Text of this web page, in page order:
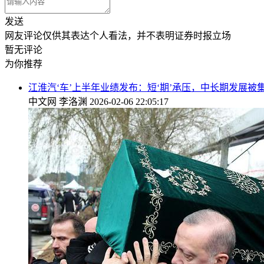
发送
网友评论仅供其表达个人看法，并不表明证券时报立场
暂无评论
为你推荐
江淮汽‘车’上半年业绩发布：短‘期’承压，中长期发展被
中文网 李洛渊 2026-02-06 22:05:17